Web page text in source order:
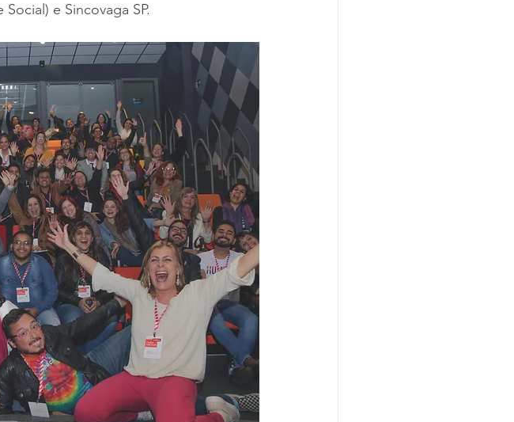
e Sincovaga SP.